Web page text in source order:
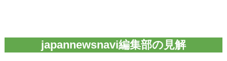
japannewsnavi編集部の見解